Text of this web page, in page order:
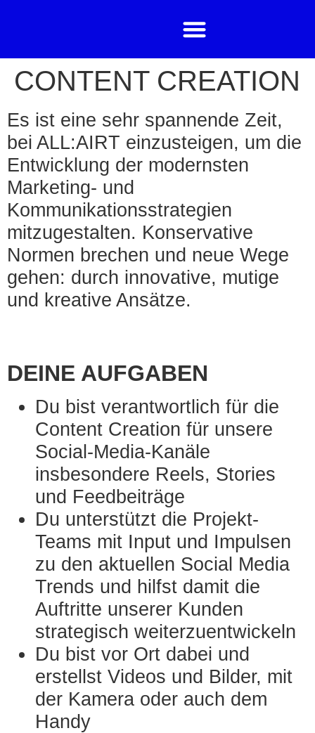
CONTENT CREATION
Es ist eine sehr spannende Zeit,
bei ALL:AIRT einzusteigen, um die
Entwicklung der modernsten
Marketing- und
Kommunikationsstrategien
mitzugestalten. Konservative
Normen brechen und neue Wege
gehen: durch innovative, mutige
und kreative Ansätze.
DEINE AUFGABEN
Du bist verantwortlich für die
Content Creation für unsere
Social-Media-Kanäle
insbesondere Reels, Stories
und Feedbeiträge
Du unterstützt die Projekt-
Teams mit Input und Impulsen
zu den aktuellen Social Media
Trends und hilfst damit die
Auftritte unserer Kunden
strategisch weiterzuentwickeln
Du bist vor Ort dabei und
erstellst Videos und Bilder, mit
der Kamera oder auch dem
Handy